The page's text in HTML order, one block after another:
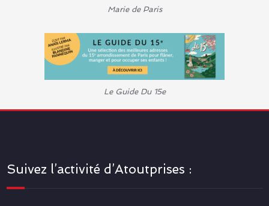
Marie de Paris
Le Guide Du 15e
Suivez l’activité d’Atoutprises :